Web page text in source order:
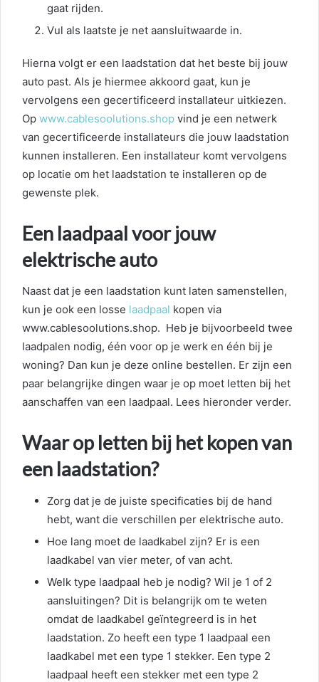
gaat rijden.
Vul als laatste je net aansluitwaarde in.
Hierna volgt er een laadstation dat het beste bij jouw
auto past. Als je hiermee akkoord gaat, kun je
vervolgens een gecertificeerd installateur uitkiezen.
Op www.cablesoolutions.shop vind je een netwerk
van gecertificeerde installateurs die jouw laadstation
kunnen installeren. Een installateur komt vervolgens
op locatie om het laadstation te installeren op de
gewenste plek.
Een laadpaal voor jouw
elektrische auto
Naast dat je een laadstation kunt laten samenstellen,
kun je ook een losse laadpaal kopen via
www.cablesoolutions.shop. Heb je bijvoorbeeld twee
laadpalen nodig, één voor op je werk en één bij je
woning? Dan kun je deze online bestellen. Er zijn een
paar belangrijke dingen waar je op moet letten bij het
aanschaffen van een laadpaal. Lees hieronder verder.
Waar op letten bij het kopen van
een laadstation?
Zorg dat je de juiste specificaties bij de hand
hebt, want die verschillen per elektrische auto.
Hoe lang moet de laadkabel zijn? Er is een
laadkabel van vier meter, of van acht.
Welk type laadpaal heb je nodig? Wil je 1 of 2
aansluitingen? Dit is belangrijk om te weten
omdat de laadkabel geïntegreerd is in het
laadstation. Zo heeft een type 1 laadpaal een
laadkabel met een type 1 stekker. Een type 2
laadpaal heeft een stekker met een type 2